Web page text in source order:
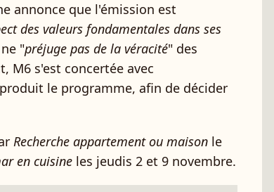
annonce que l'émission est
des valeurs fondamentales dans ses
"préjuge pas de la véracité" des
M6 s'est concertée avec
le programme, afin de décider
Recherche appartement ou maison le
en cuisine les jeudis 2 et 9 novembre.